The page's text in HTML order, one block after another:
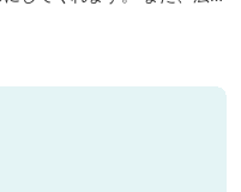
めとしたスポーツ施設や、
ル、お子様が楽しめる児童
います。杜の自然を感じな